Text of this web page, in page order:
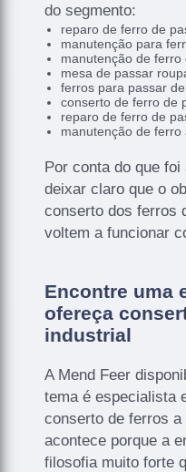
do segmento:
reparo de ferro de
manutenção para
manutenção de
mesa de passar
ferros para passar
conserto de ferro de
reparo de ferro de
manutenção de
Por conta do que
deixar claro que o
conserto dos ferros
voltem a funcionar
Encontre uma
ofereça
industrial
A Mend Feer
tema é especialista
conserto de ferros
acontece porque a
filosofia muito forte